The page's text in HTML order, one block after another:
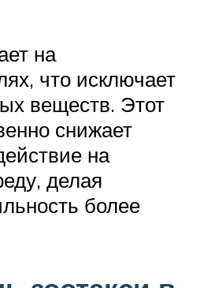
на
что исключает
веществ. Этот
снижает
на
делая
более